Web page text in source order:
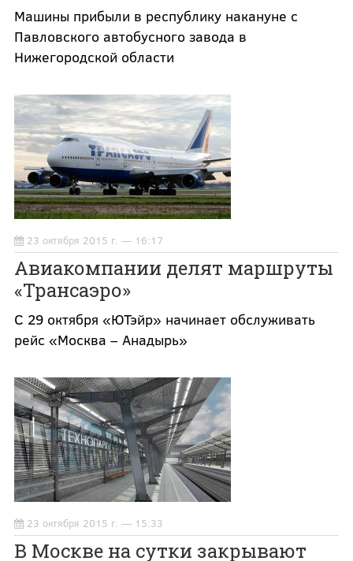
Машины прибыли в республику накануне с
Павловского автобусного завода в
Нижегородской области
23 октября 2015 г. — 16:17
Авиакомпании делят маршруты
«Трансаэро»
С 29 октября «ЮТэйр» начинает обслуживать
рейс «Москва – Анадырь»
23 октября 2015 г. — 15:33
В Москве на сутки закрывают